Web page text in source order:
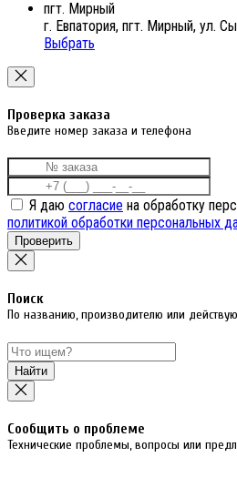
пгт. Мирный
г. Евпатория, пгт. Мирный, ул.
Выбрать
Проверка заказа
Введите номер заказа и телефона
Я даю согласие на обработку
политикой обработки персональных
Проверить
Поиск
По названию, производителю или
Найти
Cообщить о проблеме
Технические проблемы, вопросы или